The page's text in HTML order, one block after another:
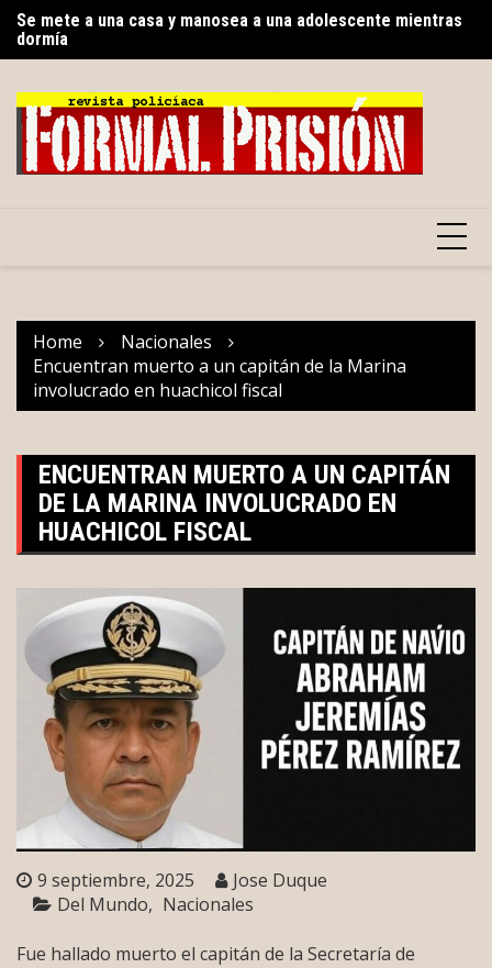
Skip
content
Se mete a una casa y manosea a una adolescente mientras
dormía
Gobierno del Renacimiento Maya facilitará traslados
Home
Nacionales
Encuentran muerto a un capitán de la Marina
involucrado en huachicol fiscal
ENCUENTRAN MUERTO A UN CAPITÁN
DE LA MARINA INVOLUCRADO EN
HUACHICOL FISCAL
9 septiembre, 2025
Jose Duque
Del Mundo
Nacionales
Fue hallado muerto el capitán de la Secretaría de